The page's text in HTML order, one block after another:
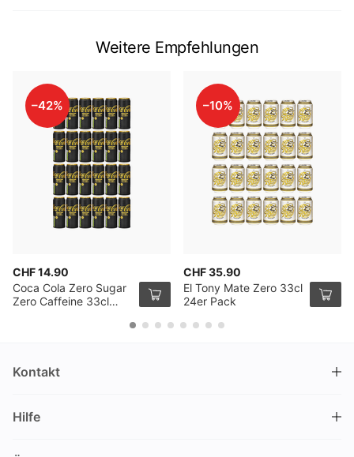
Weitere Empfehlungen
–42%
CHF 14.90
Coca Cola Zero Sugar
Zero Caffeine 33cl
–10%
CHF 35.90
El Tony Mate Zero 33cl
24er Pack
Kontakt
Nüschelerstrasse 35
Schweiz
Hilfe